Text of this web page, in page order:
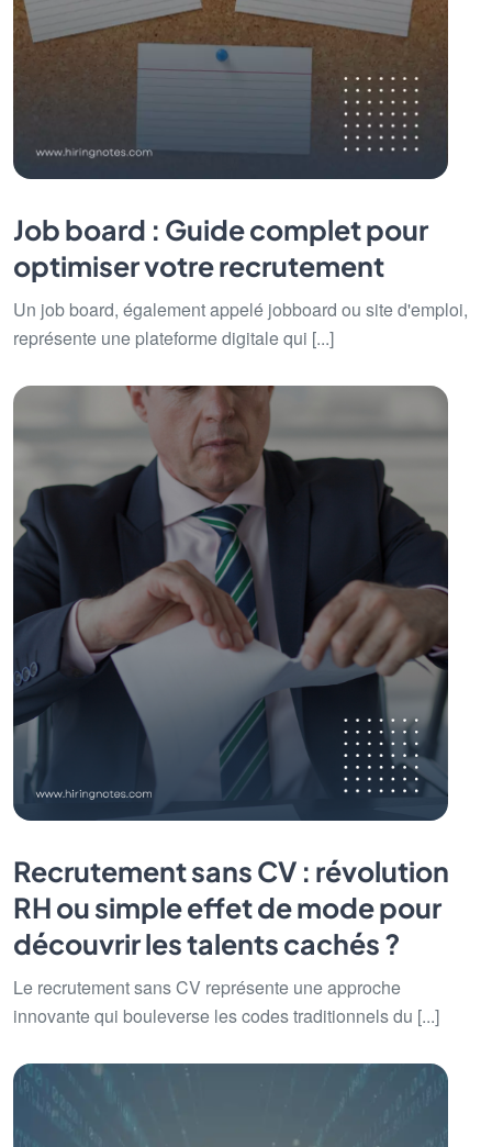
Job board : Guide complet pour
optimiser votre recrutement
Un job board, également appelé jobboard ou site d'emploi,
représente une plateforme digitale qui [...]
Recrutement sans CV : révolution
RH ou simple effet de mode pour
découvrir les talents cachés ?
Le recrutement sans CV représente une approche
innovante qui bouleverse les codes traditionnels du [...]